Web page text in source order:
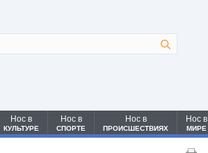
Нос в
КУЛЬТУРЕ
Нос в
СПОРТЕ
Нос в
ПРОИСШЕСТВИЯХ
Нос в
МИРЕ